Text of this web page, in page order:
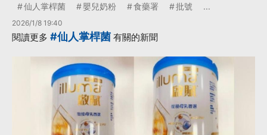
仙人掌桿菌 嬰兒奶粉 食藥署 批號 ...
2026/1/8 19:40
閱讀更多 #仙人掌桿菌 有關的新聞